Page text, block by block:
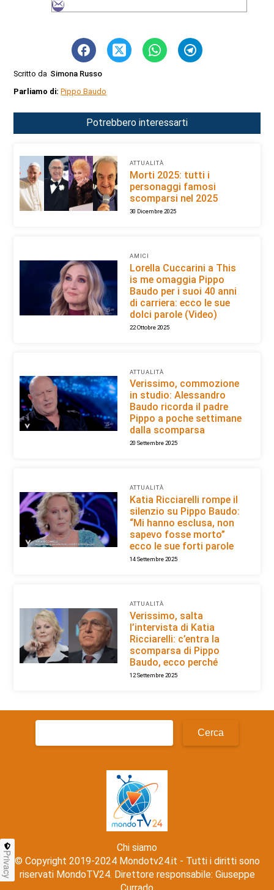
Scritto da Simona Russo
Parliamo di:Pippo Baudo
Potrebbero interessarti
ATTUALITÀ
Morti 2025: tutti i
personaggi famosi
scomparsi nel 2025
30 Dicembre 2025
AMICI
Lorella Cuccarini a This
is me omaggia Pippo
Baudo per i suoi 40 anni
di carriera: ecco le sue
dolci parole (Video)
22 Ottobre 2025
ATTUALITÀ
Verissimo, commozione
in studio: Alessandro
Baudo ricorda il padre
Pippo a poche settimane
dalla scomparsa
20 Settembre 2025
ATTUALITÀ
Katia Ricciarelli rompe il
silenzio su Pippo Baudo:
“Mi hanno esclusa, non
sapevo fosse morto”
ecco le sue forti parole
14 Settembre 2025
ATTUALITÀ
Verissimo, salta
l’intervista di Katia
Ricciarelli: c’entra la
scomparsa di Pippo
Baudo, ecco perché
12 Settembre 2025
Ricerca
Chi siamo
© Copyright 2019-2024 Mondotv24.it - Tutti i diritti sono
riservati MondoTV24. Direttore responsabile: Giuseppe
Privacy